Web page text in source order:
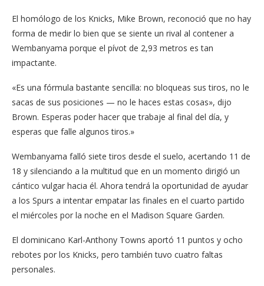
El homólogo de los Knicks, Mike Brown, reconoció que no hay
forma de medir lo bien que se siente un rival al contener a
Wembanyama porque el pívot de 2,93 metros es tan
impactante.
«Es una fórmula bastante sencilla: no bloqueas sus tiros, no le
sacas de sus posiciones — no le haces estas cosas», dijo
Brown. Esperas poder hacer que trabaje al final del día, y
esperas que falle algunos tiros.»
Wembanyama falló siete tiros desde el suelo, acertando 11 de
18 y silenciando a la multitud que en un momento dirigió un
cántico vulgar hacia él. Ahora tendrá la oportunidad de ayudar
a los Spurs a intentar empatar las finales en el cuarto partido
el miércoles por la noche en el Madison Square Garden.
El dominicano Karl-Anthony Towns aportó 11 puntos y ocho
rebotes por los Knicks, pero también tuvo cuatro faltas
personales.